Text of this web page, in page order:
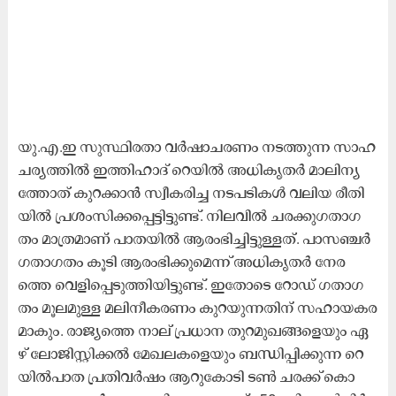
യു.​എ.​ഇ സു​സ്ഥി​ര​താ വ​ർ​ഷാ​ച​ര​ണം ന​ട​ത്തു​ന്ന സാ​ഹ​
ച​ര്യ​ത്തി​ൽ ഇ​ത്തി​ഹാ​ദ്​ റെ​യി​ൽ അ​ധി​കൃ​ത​ർ മാ​ലി​ന്യ​
ത്തോ​ത്​ കു​റ​ക്കാ​ൻ സ്വീ​ക​രി​ച്ച ന​ട​പ​ടി​ക​ൾ വ​ലി​യ രീ​തി​
യി​ൽ പ്ര​ശം​സി​ക്ക​പ്പെ​ട്ടി​ട്ടു​ണ്ട്. നി​ല​വി​ൽ ച​ര​ക്കു​ഗ​താ​ഗ​
തം മാ​ത്ര​മാ​ണ്​ പാ​ത​യി​ൽ ആ​രം​ഭി​ച്ചി​ട്ടു​ള്ള​ത്. പാ​സ​ഞ്ച​ർ
ഗ​താ​ഗ​തം കൂ​ടി ആ​രം​ഭി​ക്കു​മെ​ന്ന്​ അ​ധി​കൃ​ത​ർ നേ​ര​​
ത്തെ വെ​ളി​പ്പെ​ടു​ത്തി​യി​ട്ടു​ണ്ട്. ഇ​തോ​ടെ റോ​ഡ്​ ഗ​താ​ഗ​
തം മൂ​ല​മു​ള്ള മ​ലി​നീ​ക​ര​ണം കു​റ​യു​ന്ന​തി​ന്​ സ​ഹാ​യ​ക​ര​
മാ​കും. രാ​ജ്യ​ത്തെ നാ​ല് പ്ര​ധാ​ന തു​റ​മു​ഖ​ങ്ങ​ളെ​യും ഏ​
ഴ് ലോ​ജി​സ്റ്റി​ക്ക​ൽ മേ​ഖ​ല​ക​ളെ​യും ബ​ന്ധി​പ്പി​ക്കു​ന്ന റെ​
യി​ൽ​പാ​ത പ്ര​തി​വ​ർ​ഷം ആ​റു​കോ​ടി ട​ൺ ച​ര​ക്ക് കൊ​